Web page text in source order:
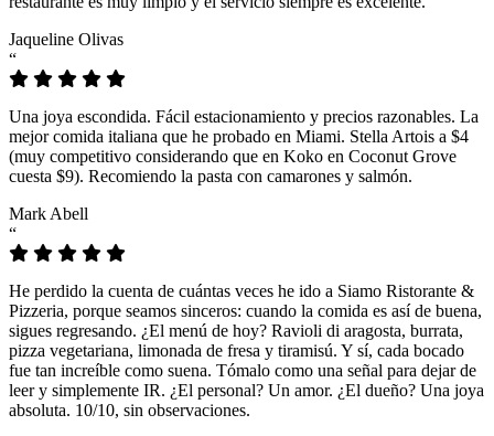
Jaqueline Olivas
“
Una joya escondida. Fácil estacionamiento y precios razonables. La
mejor comida italiana que he probado en Miami. Stella Artois a $4
(muy competitivo considerando que en Koko en Coconut Grove
cuesta $9). Recomiendo la pasta con camarones y salmón.
Mark Abell
“
He perdido la cuenta de cuántas veces he ido a Siamo Ristorante &
Pizzeria, porque seamos sinceros: cuando la comida es así de buena,
sigues regresando. ¿El menú de hoy? Ravioli di aragosta, burrata,
pizza vegetariana, limonada de fresa y tiramisú. Y sí, cada bocado
fue tan increíble como suena. Tómalo como una señal para dejar de
leer y simplemente IR. ¿El personal? Un amor. ¿El dueño? Una joya
absoluta. 10/10, sin observaciones.